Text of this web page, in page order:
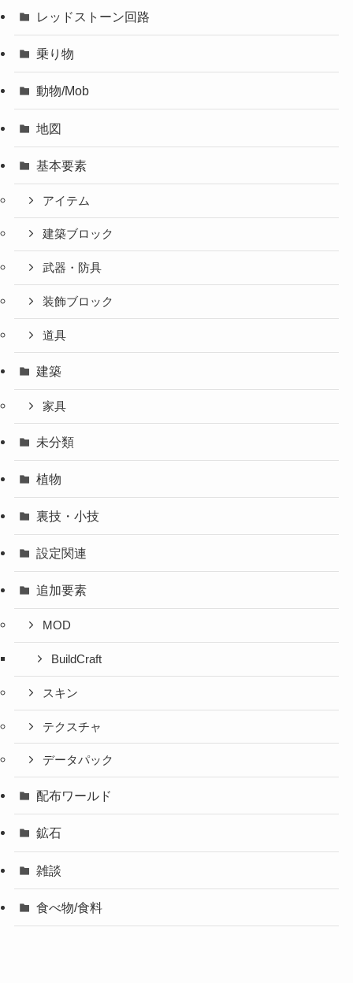
レッドストーン回路
乗り物
動物/Mob
地図
基本要素
アイテム
建築ブロック
武器・防具
装飾ブロック
道具
建築
家具
未分類
植物
裏技・小技
設定関連
追加要素
MOD
BuildCraft
スキン
テクスチャ
データパック
配布ワールド
鉱石
雑談
食べ物/食料